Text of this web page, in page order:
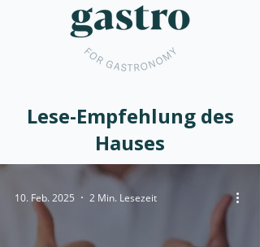
Lese-Empfehlung des
Hauses
10. Feb. 2025 2 Min. Lesezeit